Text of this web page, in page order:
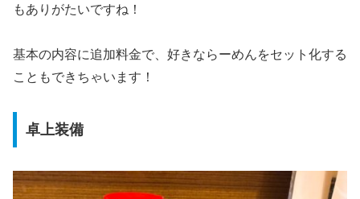
もありがたいですね！
基本の内容に追加料金で、好きならーめんをセット化する
こともできちゃいます！
卓上装備